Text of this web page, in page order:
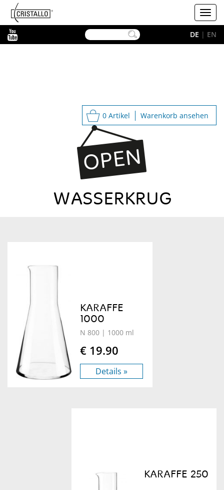
Cristallo
DE | EN
0 Artikel Warenkorb ansehen
WASSERKRUG
KARAFFE
1000
N 800 | 1000 ml
€ 19.90
Details »
KARAFFE 250